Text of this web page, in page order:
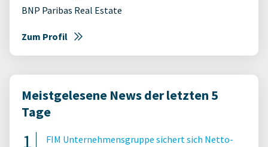
BNP Paribas Real Estate
Zum Profil
Meistgelesene News der letzten 5
Tage
FIM Unternehmensgruppe sichert sich Netto-